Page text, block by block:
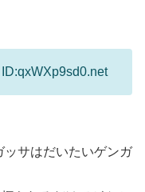
サはだいたいゲンガ